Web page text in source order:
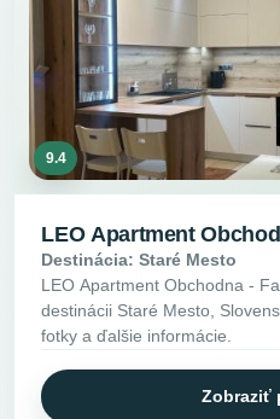
9.4
LEO Apartment
Destinácia: Staré Mesto
LEO Apartment Obchodna -
destinácii Staré Mesto,
fotky a ďalšie informácie.
Zobraziť